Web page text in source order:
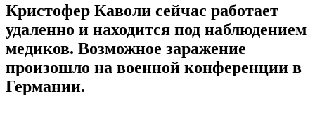
Кристофер Каволи сейчас работает
удаленно и находится под наблюдением
медиков. Возможное заражение
произошло на военной конференции в
Германии.